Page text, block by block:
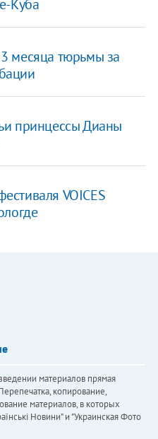
Куба
месяца тюрьмы за
принцессы Дианы
VOICES
материалов прямая
копирование,
материалов, в которых
Новини" и "Украинская Фото